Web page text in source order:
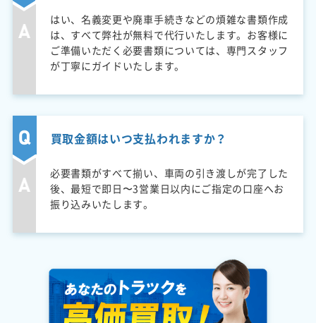
はい、名義変更や廃車手続きなどの煩雑な書類作成
は、すべて弊社が無料で代行いたします。お客様に
ご準備いただく必要書類については、専門スタッフ
が丁寧にガイドいたします。
買取金額はいつ支払われますか？
必要書類がすべて揃い、車両の引き渡しが完了した
後、最短で即日〜3営業日以内にご指定の口座へお
振り込みいたします。